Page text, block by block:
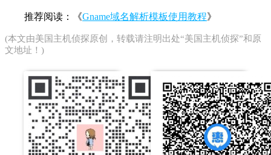
推荐阅读：《Gname域名解析模板使用教程》
(本文由美国主机侦探原创，转载请注明出处“美国主机侦探”和原
文地址！)